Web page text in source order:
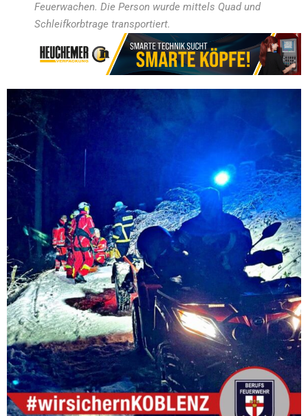
Feuerwachen. Die Person wurde mittels Quad und
Schleifkorbtrage transportiert.